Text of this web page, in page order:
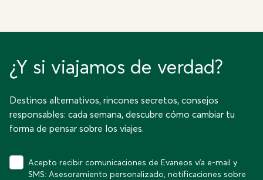
¿Y si viajamos de verdad?
Destinos alternativos, rincones secretos, consejos
responsables: cada semana, descubre cómo cambiar tu
forma de pensar sobre los viajes.
Acepto recibir comunicaciones de Evaneos vía e-mail y
SMS: Asesoramiento personalizado, notificaciones sobre